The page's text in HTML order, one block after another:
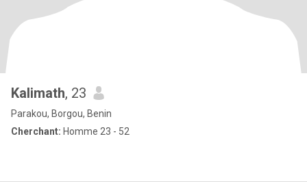
Kalimath, 23
Parakou, Borgou, Benin
Cherchant: Homme 23 - 52